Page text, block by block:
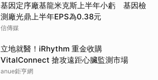
基因定序廠基龍米克斯上半年小虧 基因檢
測廠光鼎上半年EPS為0.38元
信傳媒
立地就醫！iRhythm 重金收購
VitalConnect 搶攻遠距心臟監測市場
anue鉅亨網